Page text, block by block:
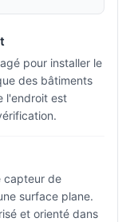
pour installer le
des bâtiments
l'endroit est
capteur de
surface plane.
et orienté dans